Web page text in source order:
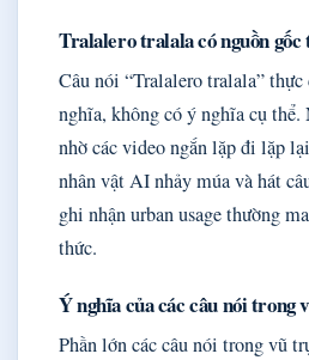
Tralalero tralala có nguồn gốc
Câu nói “Tralalero tralala”
nghĩa, không có ý nghĩa cụ
nhờ các video ngắn lặp đi lặp
nhân vật AI nhảy múa và hát
ghi nhận urban usage thường
thức.
Ý nghĩa của các câu nói
Phần lớn các câu nói trong vũ